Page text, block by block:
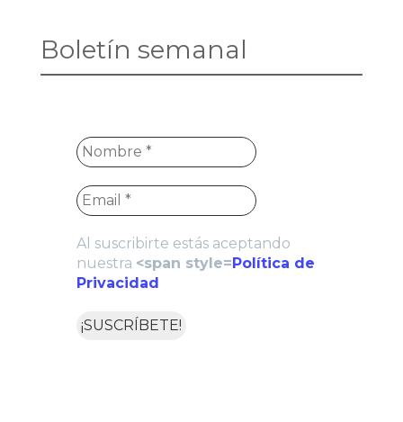
Boletín semanal
Al suscribirte estás aceptando
nuestra <span style=Política de
Privacidad